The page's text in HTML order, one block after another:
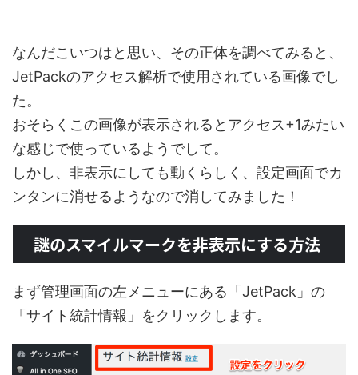
なんだこいつはと思い、その正体を調べてみると、
JetPackのアクセス解析で使用されている画像でし
た。
おそらくこの画像が表示されるとアクセス+1みたい
な感じで使っているようでして。
しかし、非表示にしても動くらしく、設定画面でカ
ンタンに消せるようなので消してみました！
謎のスマイルマークを非表示にする方法
まず管理画面の左メニューにある「JetPack」の
「サイト統計情報」をクリックします。